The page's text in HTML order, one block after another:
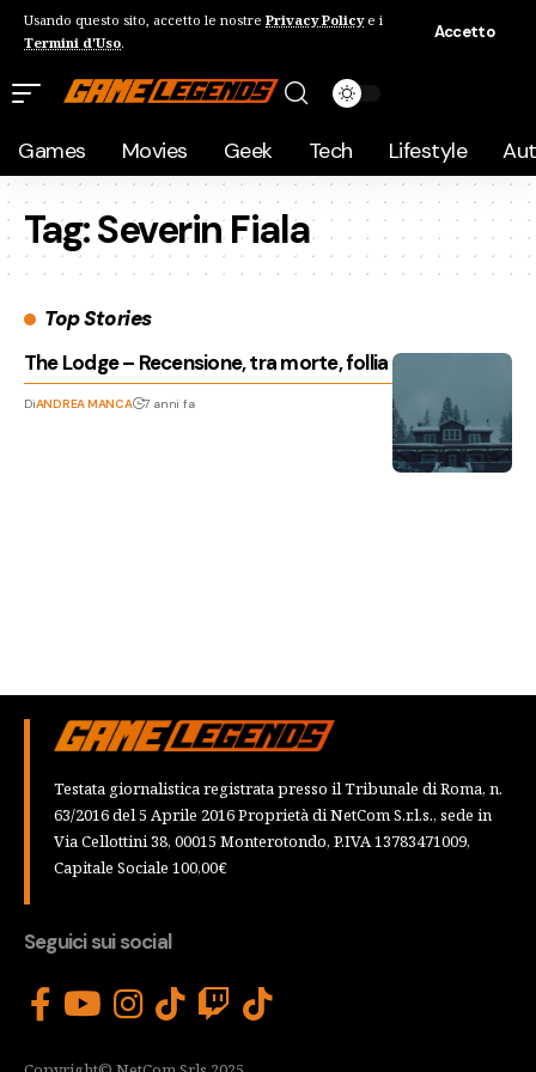
Usando questo sito, accetto le nostre Privacy Policye i
Termini d'Uso.
Accetto
Games Movies Geek Tech Lifestyle
Tag:Severin Fiala
Top Stories
The Lodge – Recensione, tra morte, follia e cliché
DiANDREA MANCA 7 anni fa
Testata giornalistica registrata presso il Tribunale di Roma, n.
63/2016 del 5 Aprile 2016 Proprietà di NetCom S.r.l.s., sede in
Via Cellottini 38, 00015 Monterotondo, P.IVA 13783471009,
Capitale Sociale 100,00€
Seguici sui social